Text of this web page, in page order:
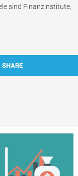
sind Finanzinstitute,
SHARE